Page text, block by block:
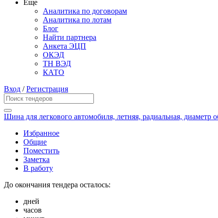
Еще
Аналитика по договорам
Аналитика по лотам
Блог
Найти партнера
Анкета ЭЦП
ОКЭД
ТН ВЭД
КАТО
Вход /Регистрация
Шина для легкового автомобиля, летняя, радиальная, диаметр
Избранное
Общие
Поместить
Заметка
В работу
До окончания тендера осталось:
дней
часов